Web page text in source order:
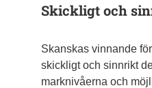
Skickligt och
Skanskas vinnande
skickligt och sinnrikt
marknivåerna och